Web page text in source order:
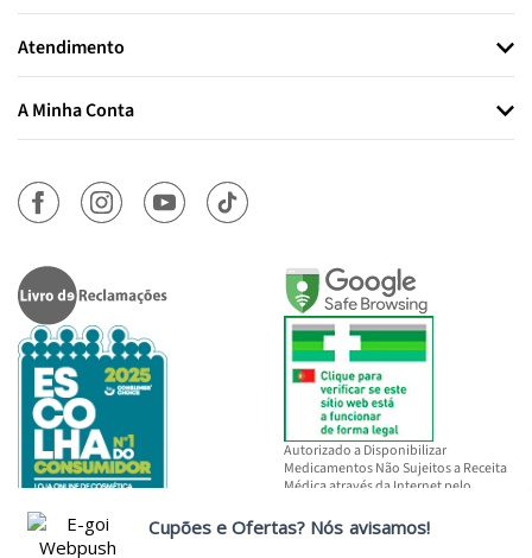
Atendimento
A Minha Conta
Autorizado a Disponibilizar
Medicamentos Não Sujeitos a Receita
Médica através da Internet pelo